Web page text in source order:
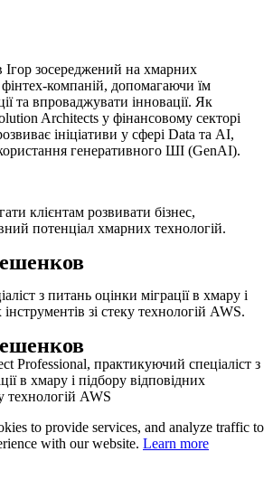
Ігор зосереджений на хмарних
компаній, допомагаючи їм
та впроваджувати інновації. Як
Architects у фінансовому секторі
ініціативи у сфері Data та AI,
генеративного ШІ (GenAI).
клієнтам розвивати бізнес,
потенціал хмарних технологій.
з питань оцінки міграції в хмару і
зі стеку технологій AWS.
Professional, практикуючий спеціаліст з
в хмару і підбору відповідних
технологій AWS
to provide services, and analyze traffic to
with our website. Learn more